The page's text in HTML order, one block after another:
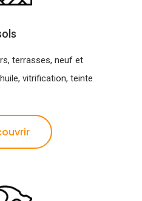
terrasses, neuf et
vitrification, teinte